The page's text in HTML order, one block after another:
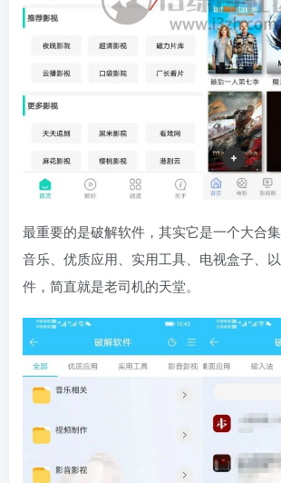
最重要的是破解软件，其实它是一个大合集
音乐、优质应用、实用工具、电视盒子、
件，简直就是老司机的天堂。